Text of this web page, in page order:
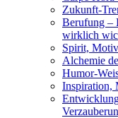
Zukunft-
Berufung –
wirklich
Spirit,
Alchemie
Humor-
Inspiration,